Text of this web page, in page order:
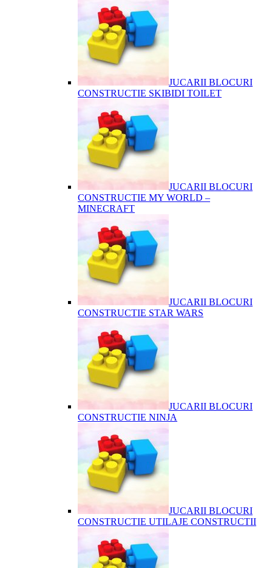
JUCARII BLOCURI
CONSTRUCTIE SKIBIDI TOILET
JUCARII BLOCURI
CONSTRUCTIE MY WORLD –
MINECRAFT
JUCARII BLOCURI
CONSTRUCTIE STAR WARS
JUCARII BLOCURI
CONSTRUCTIE NINJA
JUCARII BLOCURI
CONSTRUCTIE UTILAJE CONSTRUCTII